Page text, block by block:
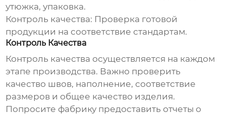
утюжка, упаковка.
Контроль качества: Проверка готовой
продукции на соответствие стандартам.
Контроль Качества
Контроль качества осуществляется на каждом
этапе производства. Важно проверить
качество швов, наполнение, соответствие
размеров и общее качество изделия.
Попросите фабрику предоставить отчеты о